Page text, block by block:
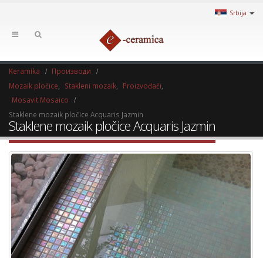
Srbija
Keramika
Производи
Mozaik pločice
Stakleni mozaik Proizvođači
Mosavit Mosaico
Staklene mozaik pločice Acquaris Jazmin
Staklene mozaik pločice Acquaris Jazmin